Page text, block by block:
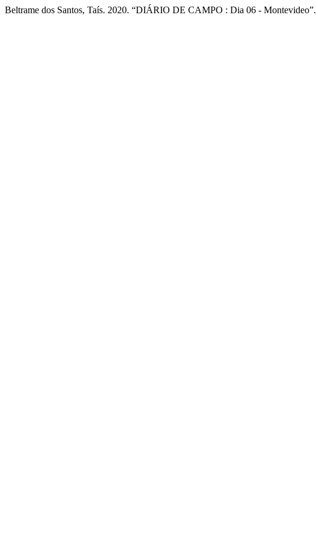
Beltrame dos Santos, Taís. 2020. “DIÁRIO DE CAMPO : Dia 06 - Montevideo”.